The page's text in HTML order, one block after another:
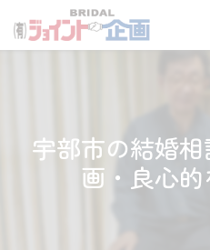
宇部市の結婚
画・良心